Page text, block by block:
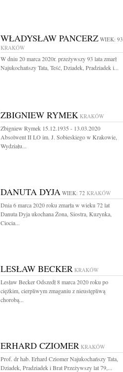
WŁADYSŁAW PANCERZ WIEK: 93
KRAKÓW
W dniu 20 marca 2020r. przeżywszy 93 lata zmarł
Najukochańszy Tata, Teść, Dziadek, Pradziadek i...
ZBIGNIEW RYMEK KRAKÓW
Zbigniew Rymek 15.12.1935 - 13.03.2020
Absolwent II LO im. J. Sobieskiego w Krakowie,
Wydziału...
DANUTA DYJA WIEK: 72 KRAKÓW
Dnia 6 marca 2020 roku zmarła w wieku 72 lat
Danuta Dyja ukochana Żona, Siostra, Kuzynka,
Ciocia...
LESŁAW BECKER KRAKÓW
Lesław Becker Odszedł 8 marca 2020 roku po
ciężkim, cierpliwym zmaganiu z nieustępliwą
chorobą...
ERHARD CZIOMER KRAKÓW
Prof. dr hab. Erhard Cziomer Najukochańszy Tata,
Dziadek, Pradziadek i Brat Przeżywszy lat 79,...